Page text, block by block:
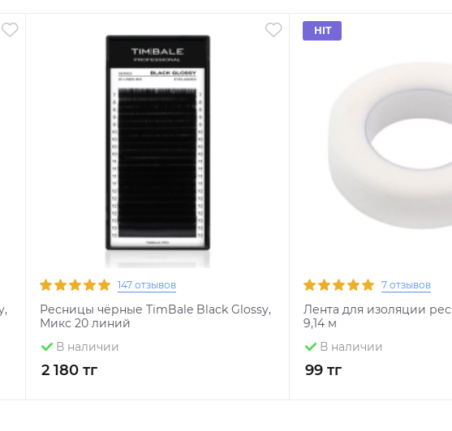
147 отзывов
Ресницы чёрные TimBale Black Glossy,
Микс 20 линий
В наличии
2 180 тг
HIT
7 отзывов
Лента для изоляции
9,14 м
В наличии
99 тг